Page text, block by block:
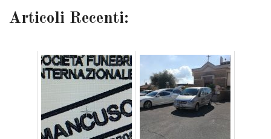
Articoli Recenti: